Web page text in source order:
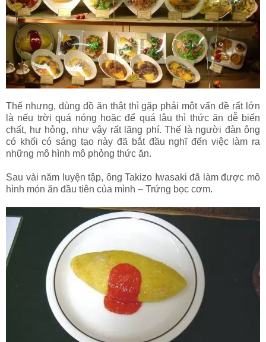
Thế nhưng, dùng đồ ăn thật thì gặp phải một vấn đề rất lớn
là nếu trời quá nóng hoặc để quá lâu thì thức ăn dễ biến
chất, hư hỏng, như vậy rất lãng phí. Thế là người đàn ông
có khối có sáng tạo này đã bắt đầu nghĩ đến việc làm ra
những mô hình mô phỏng thức ăn.
Sau vài năm luyện tập, ông Takizo Iwasaki đã làm được mô
hình món ăn đầu tiên của mình – Trứng bọc cơm.